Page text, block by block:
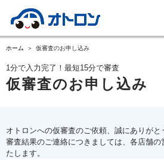
ホーム 仮審査のお申し込み
1分で入力完了！最短15分で審査
仮審査のお申し込み
オトロンへの仮審査のご依頼、誠にありがと
審査結果のご連絡につきましては、各店舗
たします。